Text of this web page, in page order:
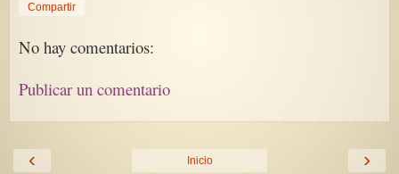
Compartir
No hay comentarios:
Publicar un comentario
‹ ›
Inicio